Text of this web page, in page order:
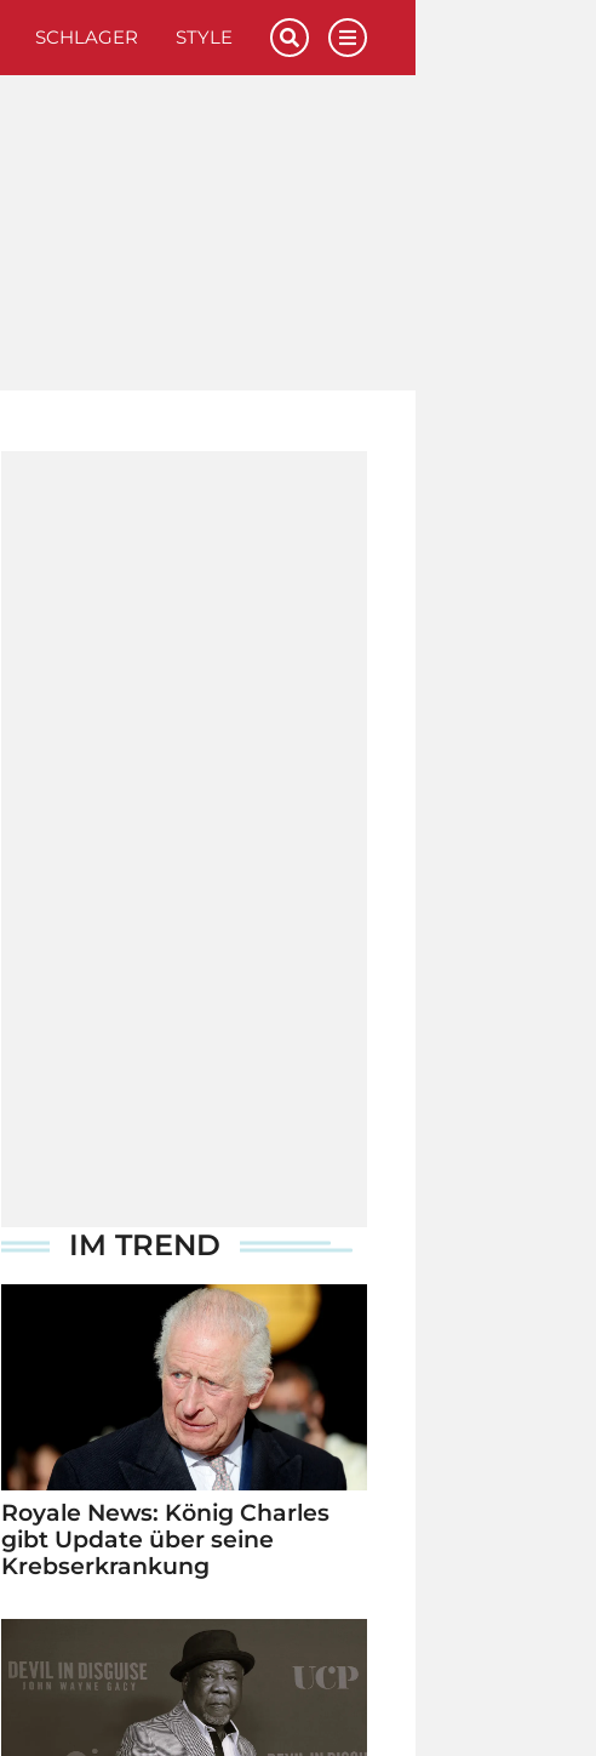
SCHLAGER STYLE
IM TREND
Royale News: König Charles
gibt Update über seine
Krebserkrankung